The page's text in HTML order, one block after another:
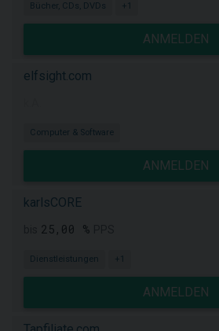
Bücher, CDs, DVDs +1
ANMELDEN
elfsight.com
Computer & Software
ANMELDEN
karlsCORE
25,00 %
Dienstleistungen +1
ANMELDEN